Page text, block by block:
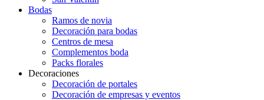
Bodas
Ramos de novia
Decoración para bodas
Centros de mesa
Complementos boda
Packs florales
Decoraciones
Decoración de portales
Decoración de empresas y eventos